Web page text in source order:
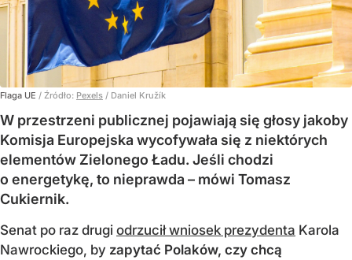
Flaga UE / Źródło: Pexels / Daniel Kružík
W przestrzeni publicznej pojawiają się głosy jakoby
Komisja Europejska wycofywała się z niektórych
elementów Zielonego Ładu. Jeśli chodzi
o energetykę, to nieprawda – mówi Tomasz
Cukiernik.
Senat po raz drugi odrzucił wniosek prezydenta Karola
Nawrockiego, by zapytać Polaków, czy chcą